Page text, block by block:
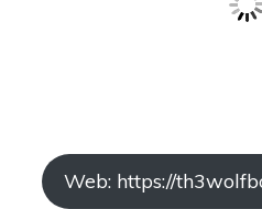
Web: https://